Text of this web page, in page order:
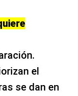
el
se dan en